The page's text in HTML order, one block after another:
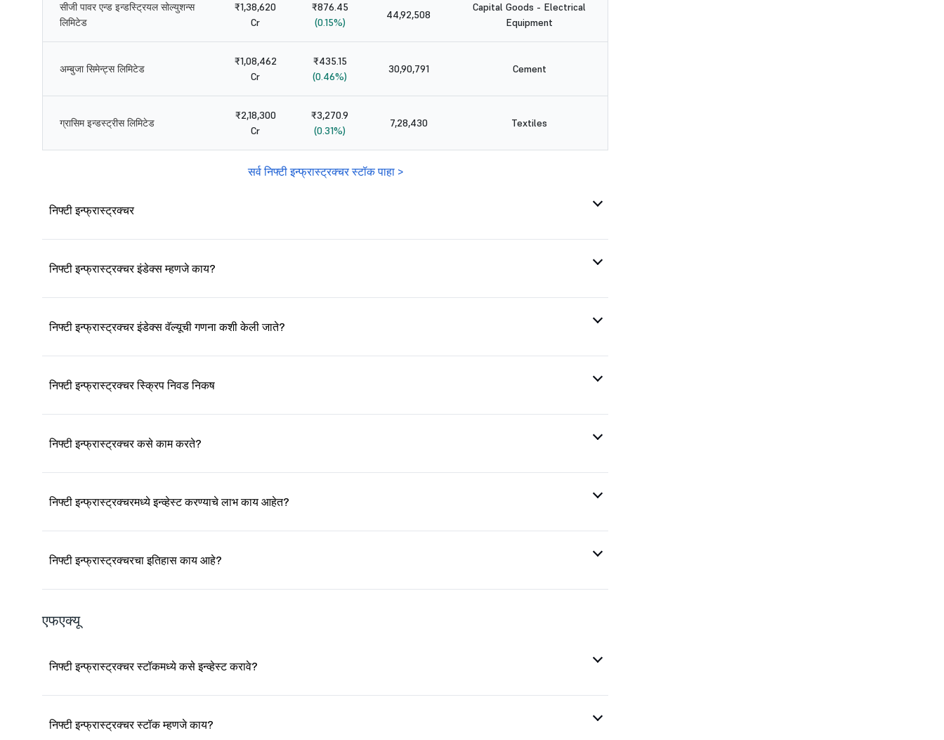
सीजी पावर एन्ड इन्डस्ट्रियल सोल्युशन्स
लिमिटेड
₹1,38,620
Cr
₹876.45
(0.15%)
44,92,508
Capital Goods - Electrical
Equipment
अम्बुजा सिमेन्ट्स लिमिटेड
₹1,08,462
Cr
₹435.15
(0.46%)
30,90,791 Cement
ग्रासिम इन्डस्ट्रीस लिमिटेड
₹2,18,300
Cr
₹3,270.9
(0.31%)
7,28,430 Textiles
सर्व निफ्टी इन्फ्रास्ट्रक्चर स्टॉक पाहा >
निफ्टी इन्फ्रास्ट्रक्चर
निफ्टी इन्फ्रास्ट्रक्चर इंडेक्स म्हणजे काय?
निफ्टी इन्फ्रास्ट्रक्चर इंडेक्स वॅल्यूची गणना कशी केली जाते?
निफ्टी इन्फ्रास्ट्रक्चर स्क्रिप निवड निकष
निफ्टी इन्फ्रास्ट्रक्चर कसे काम करते?
निफ्टी इन्फ्रास्ट्रक्चरमध्ये इन्व्हेस्ट करण्याचे लाभ काय आहेत?
निफ्टी इन्फ्रास्ट्रक्चरचा इतिहास काय आहे?
एफएक्यू
निफ्टी इन्फ्रास्ट्रक्चर स्टॉकमध्ये कसे इन्व्हेस्ट करावे?
निफ्टी इन्फ्रास्ट्रक्चर स्टॉक म्हणजे काय?